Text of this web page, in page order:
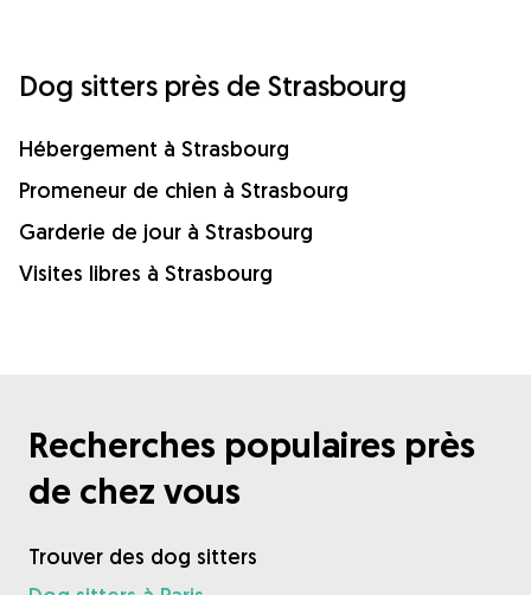
Dog sitters près de Strasbourg
Hébergement à Strasbourg
Promeneur de chien à Strasbourg
Garderie de jour à Strasbourg
Visites libres à Strasbourg
Recherches populaires près
de chez vous
Trouver des dog sitters